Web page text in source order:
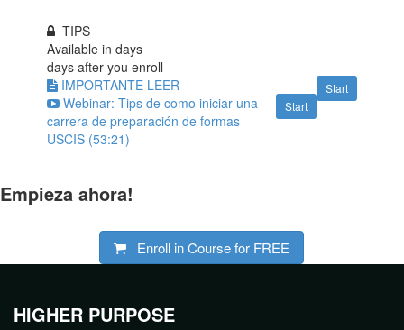
TIPS
Available indays
days after you enroll
Start
IMPORTANTE LEER
Start
Webinar: Tips de como iniciar una
carrera de preparación de formas
USCIS (53:21)
Empieza ahora!
Enroll in Course for FREE
HIGHER PURPOSE